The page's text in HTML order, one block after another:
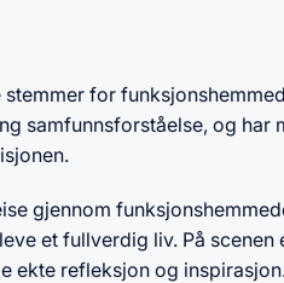
for
samfunnsforståelse, og har
gjennom
et fullverdig liv. På
ekte refleksjon og